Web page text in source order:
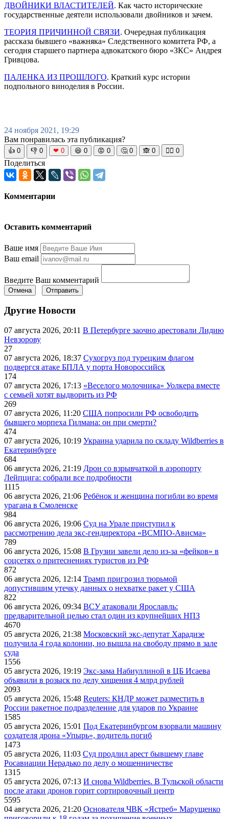
ДВОЙНИКИ ВЛАСТИТЕЛЕЙ. Как часто исторические
государственные деятели использовали двойников и зачем.
ТЕОРИЯ ПРИЧИННОЙ СВЯЗИ. Очередная публикация
рассказа бывшего «важняка» Следственного комитета РФ, а
сегодня старшего партнера адвокатского бюро «ЗКС» Андрея
Гривцова.
ПАЛЕНКА ИЗ ПРОШЛОГО. Краткий курс истории
подпольного виноделия в России.
24 ноября 2021, 19:29
Вам понравилась эта публикация?
👍 0 👎 0 ❤ 0 😆 0 😡 0 🤔 0 🙈 0 🧘‍♀️ 0
Поделиться
Комментарии
Оставить комментарий
Ваше имя
Ваш email
Введите Ваш комментарий
Отмена Отправить
Другие Новости
07 августа 2026, 20:11 В Петербурге заочно арестовали Лидию
Невзорову
27
07 августа 2026, 18:37 Сухогруз под турецким флагом
подвергся атаке БПЛА у порта Новороссийск
174
07 августа 2026, 17:13 «Веселого молочника» Уолкера вместе
с семьей хотят выдворить из РФ
269
07 августа 2026, 11:20 США попросили РФ освободить
бывшего морпеха Гилмана: он при смерти?
474
07 августа 2026, 10:19 Украина ударила по складу Wildberries в
Екатеринбурге
684
06 августа 2026, 21:19 Дрон со взрывчаткой в аэропорту
Лейпцига: собрали все подробности
1115
06 августа 2026, 21:06 Ребёнок и женщина погибли во время
урагана в Смоленске
984
06 августа 2026, 19:06 Суд на Урале приступил к
рассмотрению дела экс-гендиректора «ВСМПО-Ависма»
789
06 августа 2026, 15:08 В Грузии завели дело из-за «фейков» в
соцсетях о притеснениях туристов из РФ
872
06 августа 2026, 12:14 Трамп пригрозил тюрьмой
допустившим утечку данных о нехватке ракет у США
822
06 августа 2026, 09:34 ВСУ атаковали Ярославль:
предварительной целью стал один из крупнейших НПЗ
4670
05 августа 2026, 21:38 Московский экс-депутат Харадизе
получила 4 года колонии, но вышла на свободу прямо в зале
суда
1556
05 августа 2026, 19:19 Экс-зама Набиуллиной в ЦБ Исаева
объявили в розыск по делу хищения 4 млрд рублей
2093
05 августа 2026, 15:48 Reuters: КНДР может разместить в
России ракетное подразделение для ударов по Украине
1585
05 августа 2026, 15:01 Под Екатеринбургом взорвали машину
создателя дрона «Упырь», водитель погиб
1473
05 августа 2026, 11:03 Суд продлил арест бывшему главе
Росавиации Нерадько по делу о мошенничестве
1315
05 августа 2026, 07:13 И снова Wildberries. В Тульской области
после атаки дронов горит сортировочный центр
5595
04 августа 2026, 21:20 Основателя ЧВК «Ястреб» Марущенко